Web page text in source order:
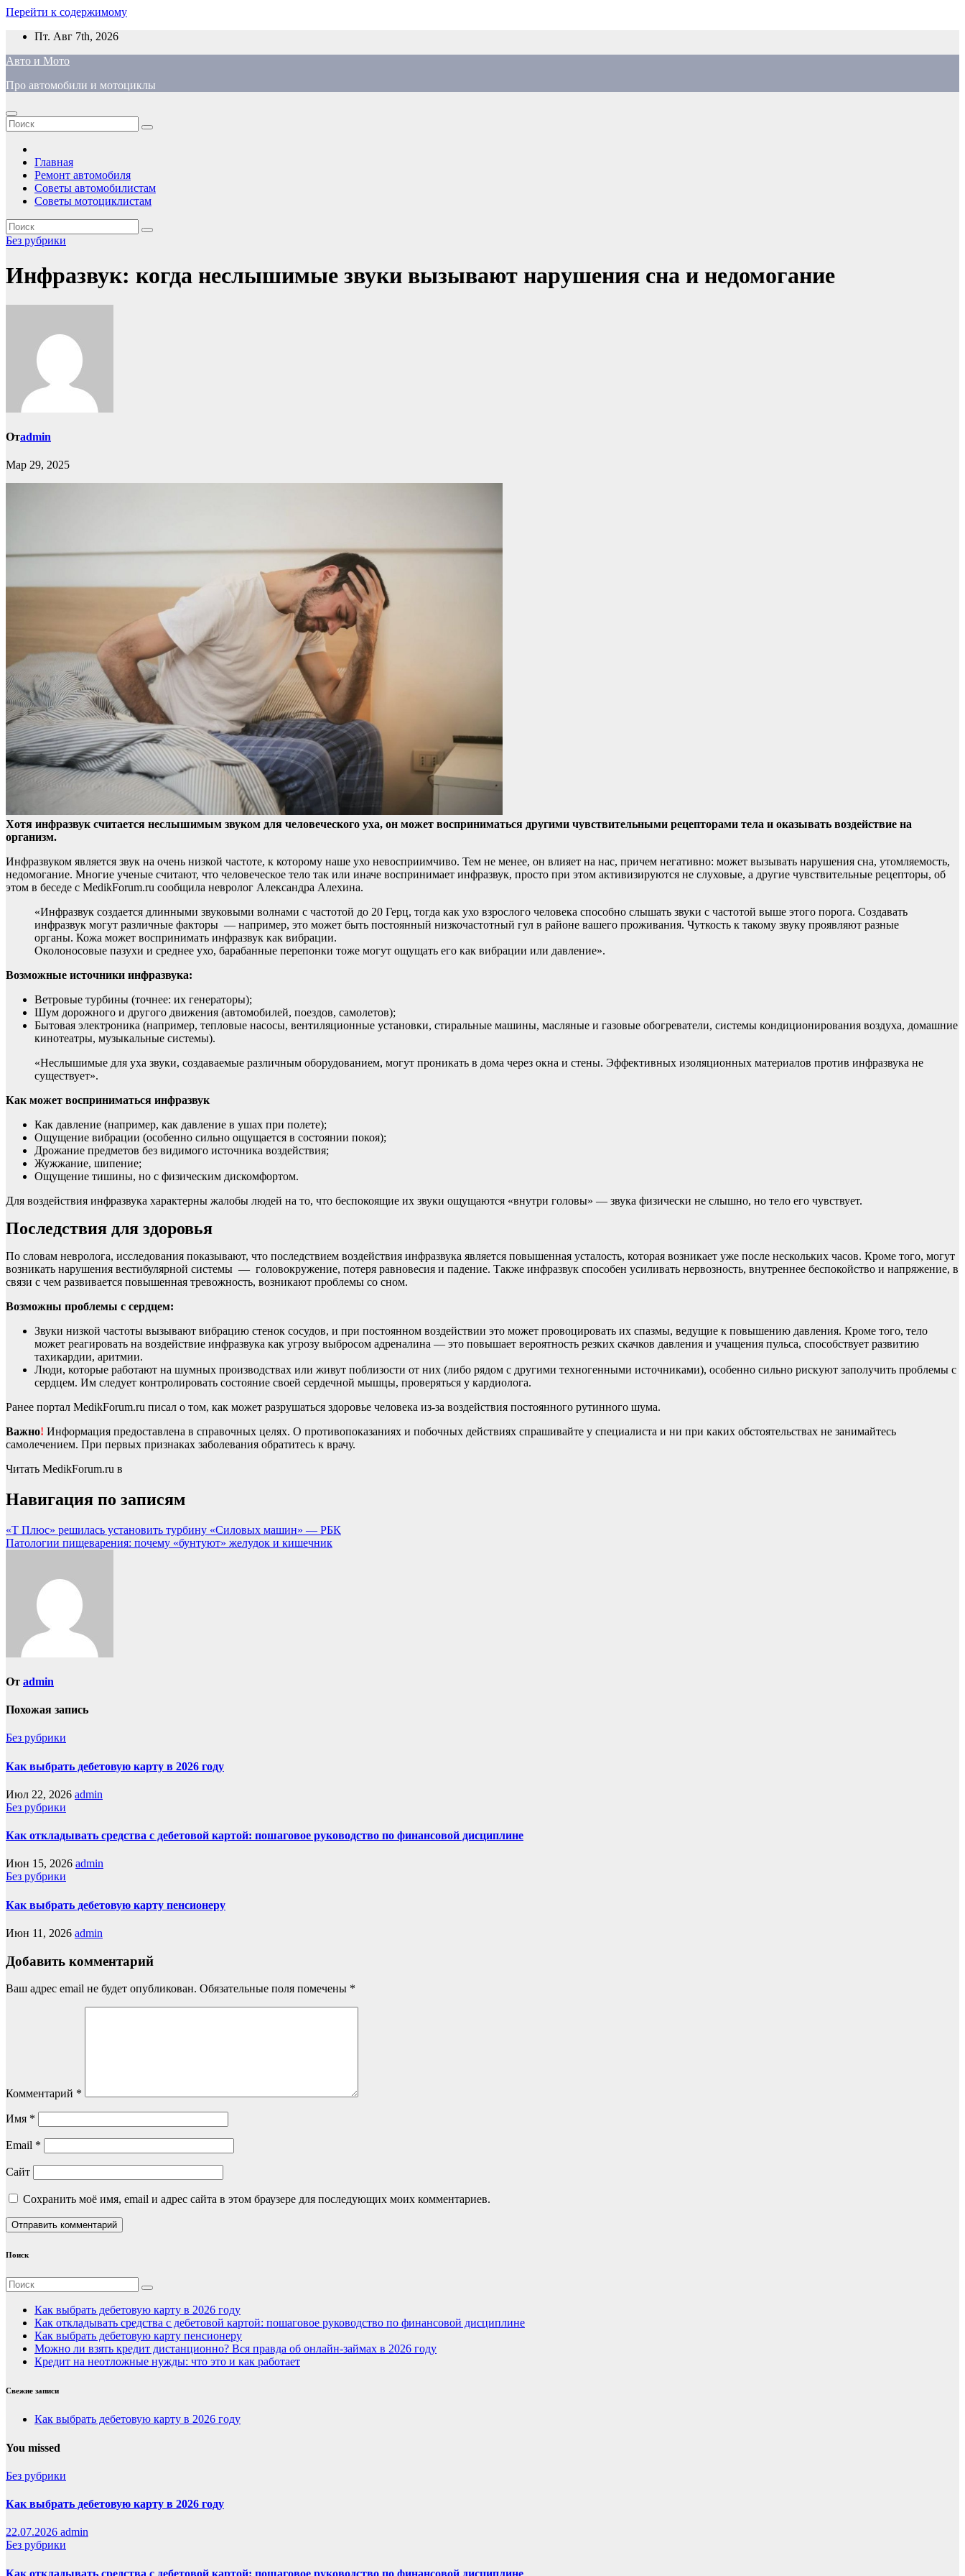
Перейти к содержимому
Пт. Авг 7th, 2026
Авто и Мото
Про автомобили и мотоциклы
Главная
Ремонт автомобиля
Советы автомобилистам
Советы мотоциклистам
Без рубрики
Инфразвук: когда неслышимые звуки вызывают нарушения сна и недомогание
Отadmin
Мар 29, 2025
Хотя инфразвук считается неслышимым звуком для человеческого уха, он может восприниматься другими чувствительными рецепторами тела и оказывать воздействие на
организм.
Инфразвуком является звук на очень низкой частоте, к которому наше ухо невосприимчиво. Тем не менее, он влияет на нас, причем негативно: может вызывать нарушения сна, утомляемость,
недомогание. Многие ученые считают, что человеческое тело так или иначе воспринимает инфразвук, просто при этом активизируются не слуховые, а другие чувствительные рецепторы, об
этом в беседе с MedikForum.ru сообщила невролог Александра Алехина.
«Инфразвук создается длинными звуковыми волнами с частотой до 20 Герц, тогда как ухо взрослого человека способно слышать звуки с частотой выше этого порога. Создавать
инфразвук могут различные факторы — например, это может быть постоянный низкочастотный гул в районе вашего проживания. Чуткость к такому звуку проявляют разные
органы. Кожа может воспринимать инфразвук как вибрации.
Околоносовые пазухи и среднее ухо, барабанные перепонки тоже могут ощущать его как вибрации или давление».
Возможные источники инфразвука:
Ветровые турбины (точнее: их генераторы);
Шум дорожного и другого движения (автомобилей, поездов, самолетов);
Бытовая электроника (например, тепловые насосы, вентиляционные установки, стиральные машины, масляные и газовые обогреватели, системы кондиционирования воздуха, домашние
кинотеатры, музыкальные системы).
«Неслышимые для уха звуки, создаваемые различным оборудованием, могут проникать в дома через окна и стены. Эффективных изоляционных материалов против инфразвука не
существует».
Как может восприниматься инфразвук
Как давление (например, как давление в ушах при полете);
Ощущение вибрации (особенно сильно ощущается в состоянии покоя);
Дрожание предметов без видимого источника воздействия;
Жужжание, шипение;
Ощущение тишины, но с физическим дискомфортом.
Для воздействия инфразвука характерны жалобы людей на то, что беспокоящие их звуки ощущаются «внутри головы» — звука физически не слышно, но тело его чувствует.
Последствия для здоровья
По словам невролога, исследования показывают, что последствием воздействия инфразвука является повышенная усталость, которая возникает уже после нескольких часов. Кроме того, могут
возникать нарушения вестибулярной системы — головокружение, потеря равновесия и падение. Также инфразвук способен усиливать нервозность, внутреннее беспокойство и напряжение, в
связи с чем развивается повышенная тревожность, возникают проблемы со сном.
Возможны проблемы с сердцем:
Звуки низкой частоты вызывают вибрацию стенок сосудов, и при постоянном воздействии это может провоцировать их спазмы, ведущие к повышению давления. Кроме того, тело
может реагировать на воздействие инфразвука как угрозу выбросом адреналина — это повышает вероятность резких скачков давления и учащения пульса, способствует развитию
тахикардии, аритмии.
Люди, которые работают на шумных производствах или живут поблизости от них (либо рядом с другими техногенными источниками), особенно сильно рискуют заполучить проблемы с
сердцем. Им следует контролировать состояние своей сердечной мышцы, проверяться у кардиолога.
Ранее портал MedikForum.ru писал о том, как может разрушаться здоровье человека из-за воздействия постоянного рутинного шума.
Важно! Информация предоставлена в справочных целях. О противопоказаниях и побочных действиях спрашивайте у специалиста и ни при каких обстоятельствах не занимайтесь
самолечением. При первых признаках заболевания обратитесь к врачу.
Читать MedikForum.ru в
Навигация по записям
«Т Плюс» решилась установить турбину «Силовых машин» — РБК
Патологии пищеварения: почему «бунтуют» желудок и кишечник
От admin
Похожая запись
Без рубрики
Как выбрать дебетовую карту в 2026 году
Июл 22, 2026 admin
Без рубрики
Как откладывать средства с дебетовой картой: пошаговое руководство по финансовой дисциплине
Июн 15, 2026 admin
Без рубрики
Как выбрать дебетовую карту пенсионеру
Июн 11, 2026 admin
Добавить комментарий
Ваш адрес email не будет опубликован. Обязательные поля помечены *
Комментарий *
Имя *
Email *
Сайт
Сохранить моё имя, email и адрес сайта в этом браузере для последующих моих комментариев.
Поиск
Как выбрать дебетовую карту в 2026 году
Как откладывать средства с дебетовой картой: пошаговое руководство по финансовой дисциплине
Как выбрать дебетовую карту пенсионеру
Можно ли взять кредит дистанционно? Вся правда об онлайн-займах в 2026 году
Кредит на неотложные нужды: что это и как работает
Свежие записи
Как выбрать дебетовую карту в 2026 году
You missed
Без рубрики
Как выбрать дебетовую карту в 2026 году
22.07.2026 admin
Без рубрики
Как откладывать средства с дебетовой картой: пошаговое руководство по финансовой дисциплине